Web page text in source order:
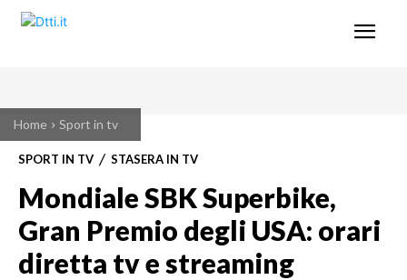
Home Sport in tv
SPORT IN TV STASERA IN TV
Mondiale SBK Superbike,
Gran Premio degli USA: orari
diretta tv e streaming